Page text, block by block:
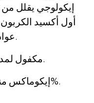
إيكولوجي يقلل
أول أكسيد
عوادم المركبات.
- Ekomax مكفول لمدة عامين.
- إيكوماكس منتج محلي ووطني 100%.